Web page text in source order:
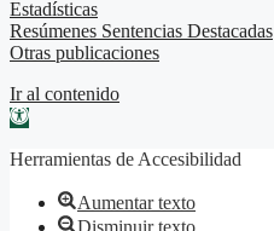
Estadísticas
Resúmenes Sentencias Destacadas
Otras publicaciones
Ir al contenido
Abrir barra de herramientas
Herramientas de Accesibilidad
Aumentar texto